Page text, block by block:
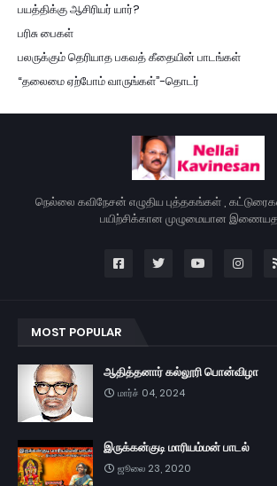
பயத்திக்கு ஆசிரியர் யார்?
பரிசு பைகள்
பலருக்கும் தெரியாத பகவத் கீதையின் பாடங்கள்
“தலைமை ஏற்போம் வாருங்கள்”-தொடர்
நெல்லை கவிநேசன் எழுதிய புத்தகங்கள் ,
பயிற்சிக்கான முழுமையான
MOST POPULAR
ஆதித்தனார் கல்லூரி பொன்விழா
மார்ச் 04, 2024
இருக்கன்குடி மாரியம்மன் பாடல்
ஜூலை 23, 2020